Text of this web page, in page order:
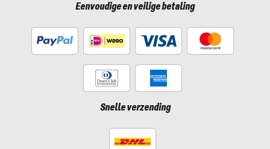
Eenvoudige en veilige betaling
Snelle verzending